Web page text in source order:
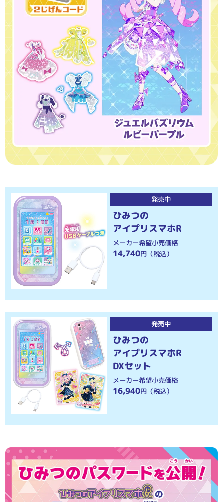
発売中
ひみつの
アイプリスマホR
メーカー希望小売価格
14,740円（税込）
発売中
ひみつの
アイプリスマホR
DXセット
メーカー希望小売価格
16,940円（税込）